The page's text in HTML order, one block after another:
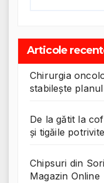
Articole
Chirurgia
stabilește
De la gătit la
și tigăile
Chipsuri din
Magazin Online